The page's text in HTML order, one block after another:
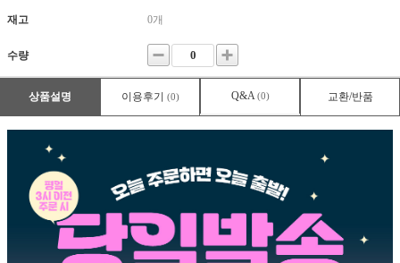
재고 0개
수량
상품설명 이용후기 (0) Q&A(0) 교환/반품